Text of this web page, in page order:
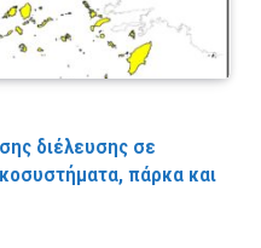
διέλευσης σε
πάρκα και